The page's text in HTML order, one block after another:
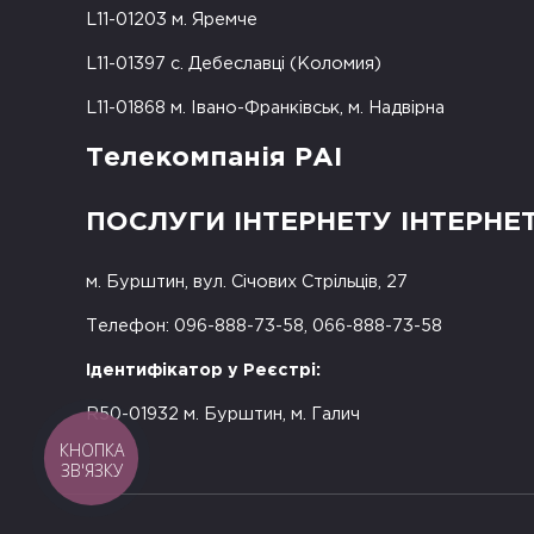
L11-01203 м. Яремче
L11-01397 с. Дебеславці (Коломия)
L11-01868 м. Івано-Франківськ, м. Надвірна
Телекомпанія РАІ
ПОСЛУГИ ІНТЕРНЕТУ
м. Бурштин, вул. Січових Стрільців, 27
Телефон: 096-888-73-58, 066-888-73-58
Ідентифікатор у Реєстрі:
R50-01932 м. Бурштин, м. Галич
КНОПКА
ЗВ'ЯЗКУ